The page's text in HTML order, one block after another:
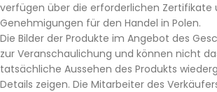
verfügen über die erforderlichen Zertifikate
Genehmigungen für den Handel in Polen.
Die Bilder der Produkte im Angebot des
zur Veranschaulichung und können nicht
tatsächliche Aussehen des Produkts
Details zeigen. Die Mitarbeiter des